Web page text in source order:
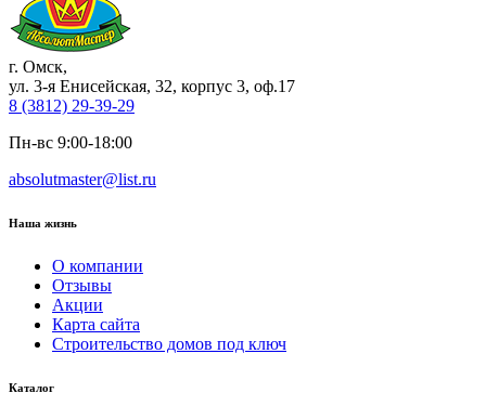
г. Омск,
ул. 3-я Енисейская, 32, корпус 3, оф.17
8 (3812) 29-39-29
Пн-вс 9:00-18:00
absolutmaster@list.ru
Наша жизнь
О компании
Отзывы
Акции
Карта сайта
Строительство домов под ключ
Каталог